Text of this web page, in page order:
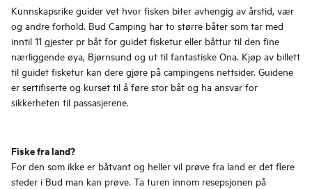
Kunnskapsrike guider vet hvor fisken biter avhengig av årstid, vær
og andre forhold. Bud Camping har to større båter som tar med
inntil 11 gjester pr båt for guidet fisketur eller båttur til den fine
nærliggende øya, Bjørnsund og ut til fantastiske Ona. Kjøp av billett
til guidet fisketur kan dere gjøre på campingens nettsider. Guidene
er sertifiserte og kurset til å føre stor båt og ha ansvar for
sikkerheten til passasjerene.
Fiske fra land?
For den som ikke er båtvant og heller vil prøve fra land er det flere
steder i Bud man kan prøve. Ta turen innom resepsjonen på